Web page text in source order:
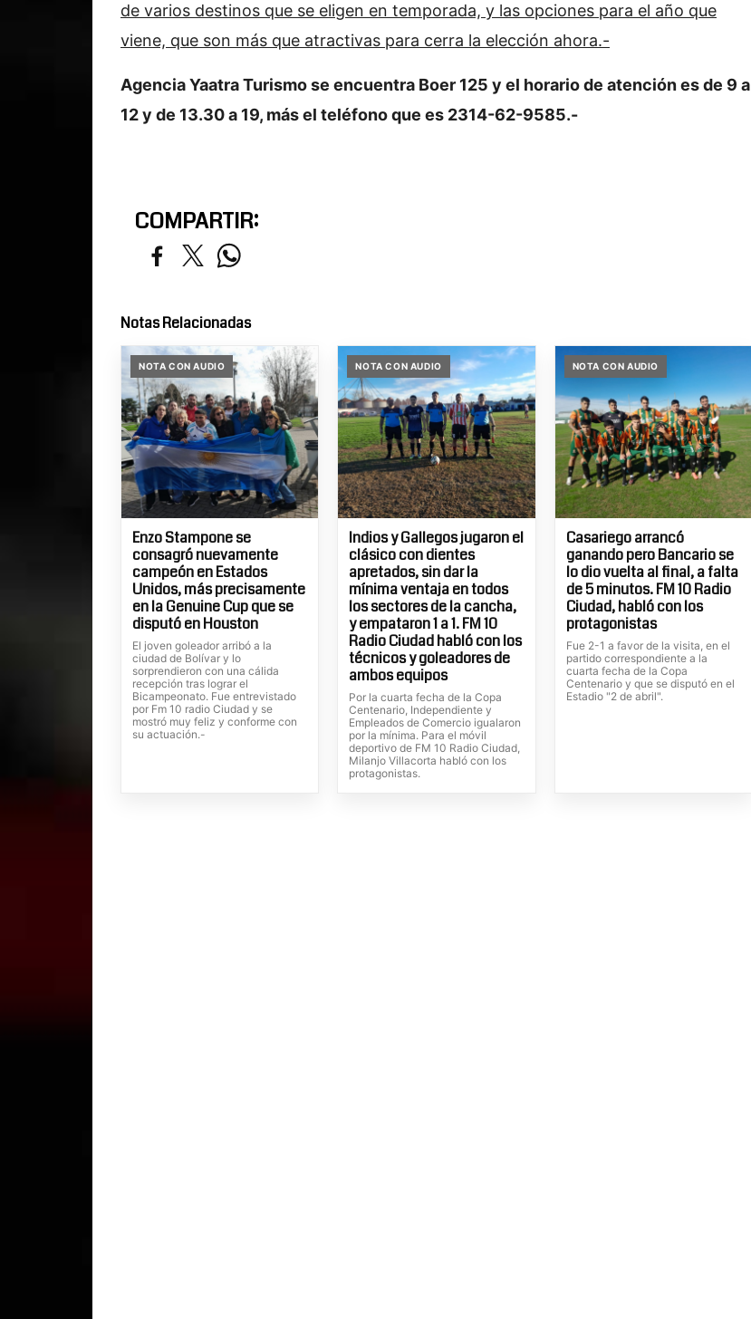
de varios destinos que se eligen en temporada, y las opciones para el año que
viene, que son más que atractivas para cerra la elección ahora.-
Agencia Yaatra Turismo se encuentra Boer 125 y el horario de atención es de 9 a
12 y de 13.30 a 19, más el teléfono que es 2314-62-9585.-
COMPARTIR:
Notas Relacionadas
NOTA CON AUDIO
Enzo Stampone se
consagró nuevamente
campeón en Estados
Unidos, más precisamente
en la Genuine Cup que se
disputó en Houston
El joven goleador arribó a la
ciudad de Bolívar y lo
sorprendieron con una cálida
recepción tras lograr el
Bicampeonato. Fue entrevistado
por Fm 10 radio Ciudad y se
mostró muy feliz y conforme con
su actuación.-
NOTA CON AUDIO
Indios y Gallegos jugaron el
clásico con dientes
apretados, sin dar la
mínima ventaja en todos
los sectores de la cancha,
y empataron 1 a 1. FM 10
Radio Ciudad habló con los
técnicos y goleadores de
ambos equipos
Por la cuarta fecha de la Copa
Centenario, Independiente y
Empleados de Comercio igualaron
por la mínima. Para el móvil
deportivo de FM 10 Radio Ciudad,
Milanjo Villacorta habló con los
protagonistas.
NOTA CON AUDIO
Casariego arrancó
ganando pero Bancario se
lo dio vuelta al final, a falta
de 5 minutos. FM 10 Radio
Ciudad, habló con los
protagonistas
Fue 2-1 a favor de la visita, en el
partido correspondiente a la
cuarta fecha de la Copa
Centenario y que se disputó en el
Estadio "2 de abril".